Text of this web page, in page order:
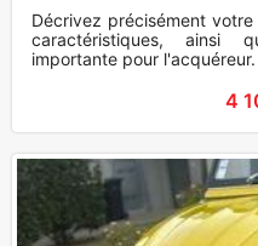
Décrivez précisément
caractéristiques, ainsi
importante pour l'acquéreur.
4